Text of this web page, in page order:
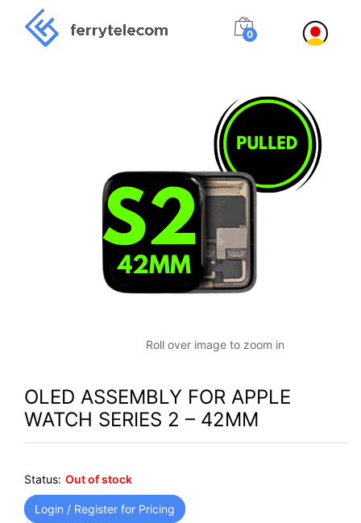
0
Roll over image to zoom in
OLED ASSEMBLY FOR APPLE
WATCH SERIES 2 – 42MM
Status: Out of stock
Login / Register for Pricing